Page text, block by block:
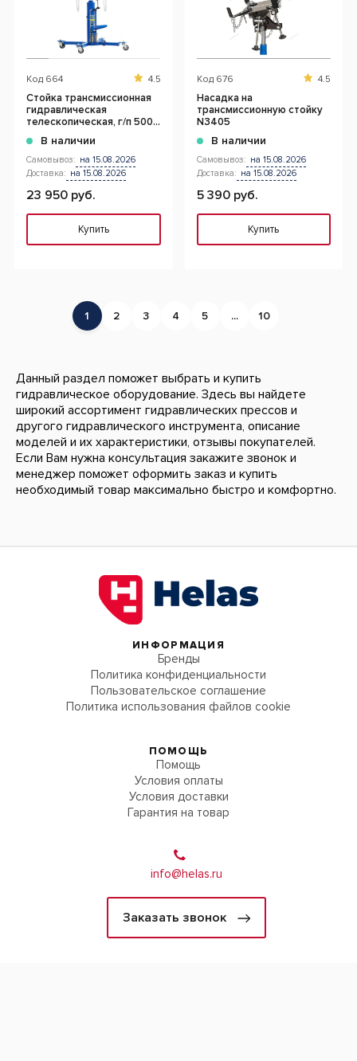
Код 664 4.5
Cтойка трансмиссионная
гидравлическая
телескопическая, г/п 500
В наличии
Самовывоз: на 15.08.2026
Доставка: на 15.08.2026
23 950 руб.
Купить
Код 676 4.5
Насадка на
трансмиссионную стойку
N3405
В наличии
Самовывоз: на 15.08.2026
Доставка: на 15.08.2026
5 390 руб.
Купить
1 2 3 4 5 ... 10
Данный раздел поможет выбрать и купить
гидравлическое оборудование. Здесь вы найдете
широкий ассортимент гидравлических прессов и
другого гидравлического инструмента, описание
моделей и их характеристики, отзывы покупателей.
Если Вам нужна консультация закажите звонок и
менеджер поможет оформить заказ и купить
необходимый товар максимально быстро и комфортно.
ИНФОРМАЦИЯ
Бренды
Политика конфиденциальности
Пользовательское соглашение
Политика использования файлов cookie
ПОМОЩЬ
Помощь
Условия оплаты
Условия доставки
Гарантия на товар
info@helas.ru
Заказать звонок